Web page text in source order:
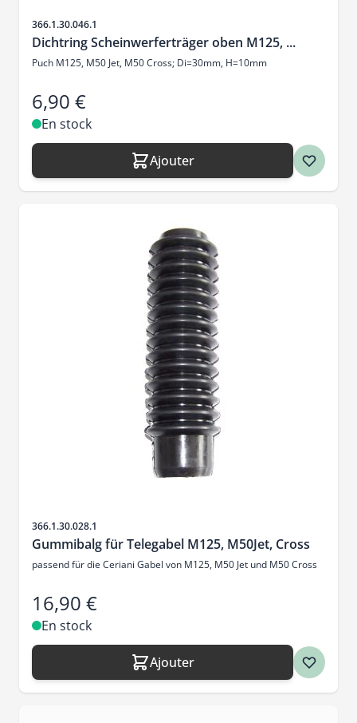
SKU
366.1.30.046.1
Dichtring Scheinwerferträger oben M125, ...
Puch M125, M50 Jet, M50 Cross; Di=30mm, H=10mm
6,90 €
En stock
Ajouter
SKU
366.1.30.028.1
Gummibalg für Telegabel M125, M50Jet, Cross
passend für die Ceriani Gabel von M125, M50 Jet und M50 Cross
16,90 €
En stock
Ajouter